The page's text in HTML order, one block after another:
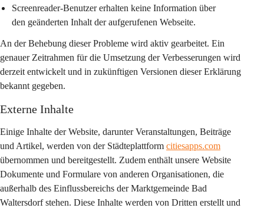
Screenreader-Benutzer erhalten keine Information über
den geänderten Inhalt der aufgerufenen Webseite.
An der Behebung dieser Probleme wird aktiv gearbeitet. Ein
genauer Zeitrahmen für die Umsetzung der Verbesserungen wird
derzeit entwickelt und in zukünftigen Versionen dieser Erklärung
bekannt gegeben.
Externe Inhalte
Einige Inhalte der Website, darunter Veranstaltungen, Beiträge
und Artikel, werden von der Städteplattform citiesapps.com
übernommen und bereitgestellt. Zudem enthält unsere Website
Dokumente und Formulare von anderen Organisationen, die
außerhalb des Einflussbereichs der Marktgemeinde Bad
Waltersdorf stehen. Diese Inhalte werden von Dritten erstellt und